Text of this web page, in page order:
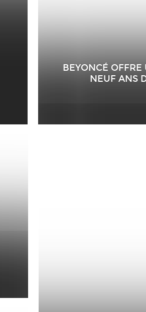
BEYONCÉ
NEUF ANS